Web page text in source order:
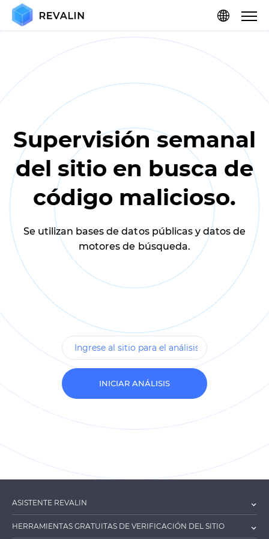
Supervisión semanal
del sitio en busca de
código malicioso.
Se utilizan bases de datos públicas y datos de
motores de búsqueda.
INICIAR ANÁLISIS
ASISTENTE REVALIN
HERRAMIENTAS GRATUITAS DE VERIFICACIÓN DEL SITIO